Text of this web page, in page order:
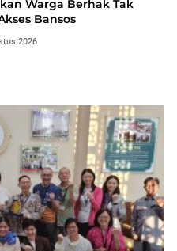
Warga Berhak Tak
Bansos
2026